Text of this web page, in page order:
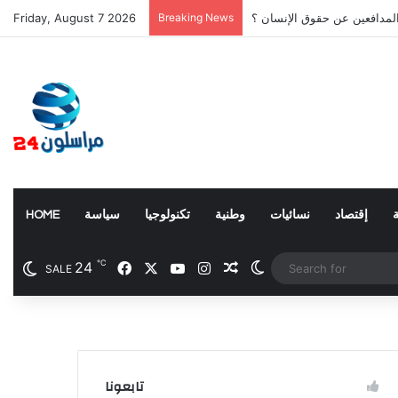
Friday, August 7 2026 Breaking News عن حقوق الإنسان ؟
HOME سياسة تكنولوجيا وطنية نسائيات إقتصاد
SALE 24 ℃ Facebook YouTubeInstagramRandom Article
Switch skin
June 27, 2026
منح الأولوية لصناع
المحتوى
تابعونا